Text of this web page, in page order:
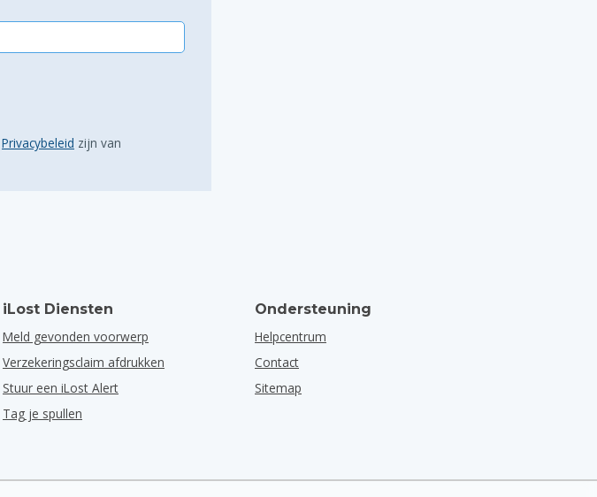
Privacybeleid zijn van
iLost Diensten
Meld gevonden voorwerp
Verzekeringsclaim afdrukken
Stuur een iLost Alert
Tag je spullen
Ondersteuning
Helpcentrum
Contact
Sitemap